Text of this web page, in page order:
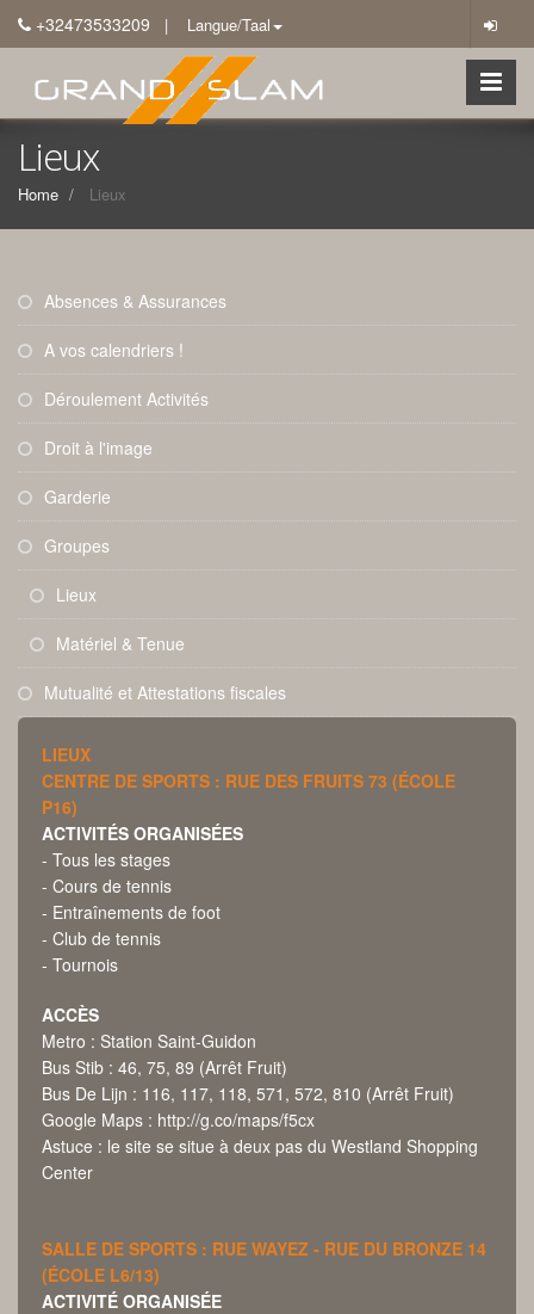
+32473533209 | Langue/Taal
Lieux
Home Lieux
Absences & Assurances
A vos calendriers !
Déroulement Activités
Droit à l'image
Garderie
Groupes
Lieux
Matériel & Tenue
Mutualité et Attestations fiscales
LIEUX
CENTRE DE SPORTS : RUE DES FRUITS 73 (ÉCOLE
P16)
ACTIVITÉS ORGANISÉES
- Tous les stages
- Cours de tennis
- Entraînements de foot
- Club de tennis
- Tournois
ACCÈS
Metro : Station Saint-Guidon
Bus Stib : 46, 75, 89 (Arrêt Fruit)
Bus De Lijn : 116, 117, 118, 571, 572, 810 (Arrêt Fruit)
Google Maps : http://g.co/maps/f5cx
Astuce : le site se situe à deux pas du Westland Shopping
Center
SALLE DE SPORTS : RUE WAYEZ - RUE DU BRONZE 14
(ÉCOLE L6/13)
ACTIVITÉ ORGANISÉE